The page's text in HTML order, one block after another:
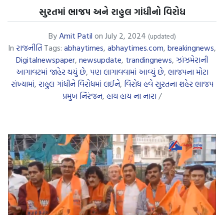
સુરતમાં ભાજપ અને રાહુલ ગાંધીનો વિરોધ
ByAmit Patil on July 2, 2024 (updated)
In રાજનીતિ Tags: abhaytimes, abhaytimes.com, breakingnews,
Digitalnewspaper, newsupdate, trandingnews, ઝાંઝમેરાની
આગાવટમાં જાહેર થયું છે, પણ લાગાવવામાં આવ્યું છે, ભાજપના મોટા
સંખ્યામાં, રાહુલ ગાંધીને વિરોધમાં લઈને, વિરોધ હવે સુરતના શહેર ભાજપ
પ્રમુખ નિરંજન, હાય હાય ના નારા /